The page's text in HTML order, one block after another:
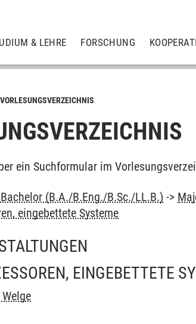
& LEHRE FORSCHUNG
VORLESUNGSVERZEICHNIS
ein Suchformular im
(B.A./B.Eng./B.Sc./LL.B.) ->
eingebettete Systeme
EINGEBETTETE